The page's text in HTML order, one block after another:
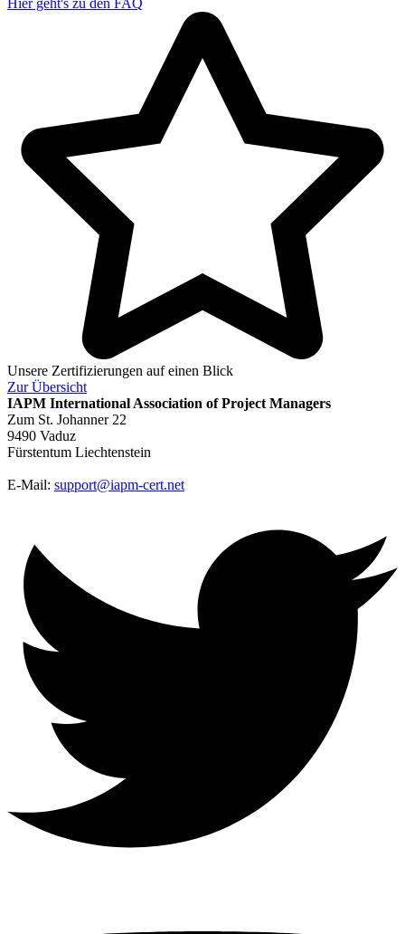
Unsere Zertifizierungen auf einen Blick
ZurÜbersicht
IAPM International Association of Project Managers
Zum St. Johanner 22
9490 Vaduz
Fürstentum Liechtenstein
E-Mail: support@iapm-cert.net